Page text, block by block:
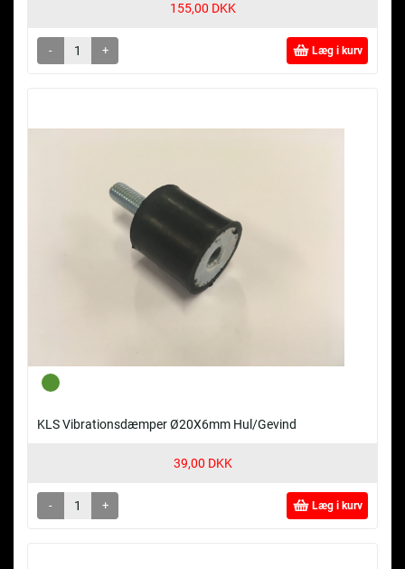
155,00 DKK
- + Læg i kurv
KLS Vibrationsdæmper Ø20X6mm Hul/Gevind
39,00 DKK
- + Læg i kurv